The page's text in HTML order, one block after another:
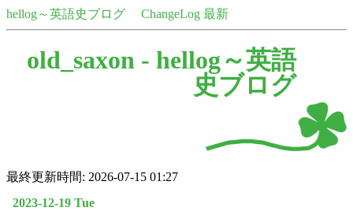
hellog～英語史ブログ ChangeLog 最新
old_saxon - hellog～英語
史ブログ
最終更新時間: 2026-07-15 01:27
2023-12-19 Tue